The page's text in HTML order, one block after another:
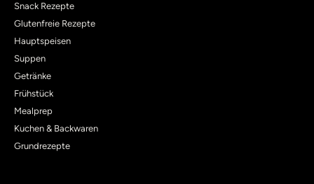
Snack Rezepte
Glutenfreie Rezepte
Hauptspeisen
Suppen
Getränke
Frühstück
Mealprep
Kuchen & Backwaren
Grundrezepte